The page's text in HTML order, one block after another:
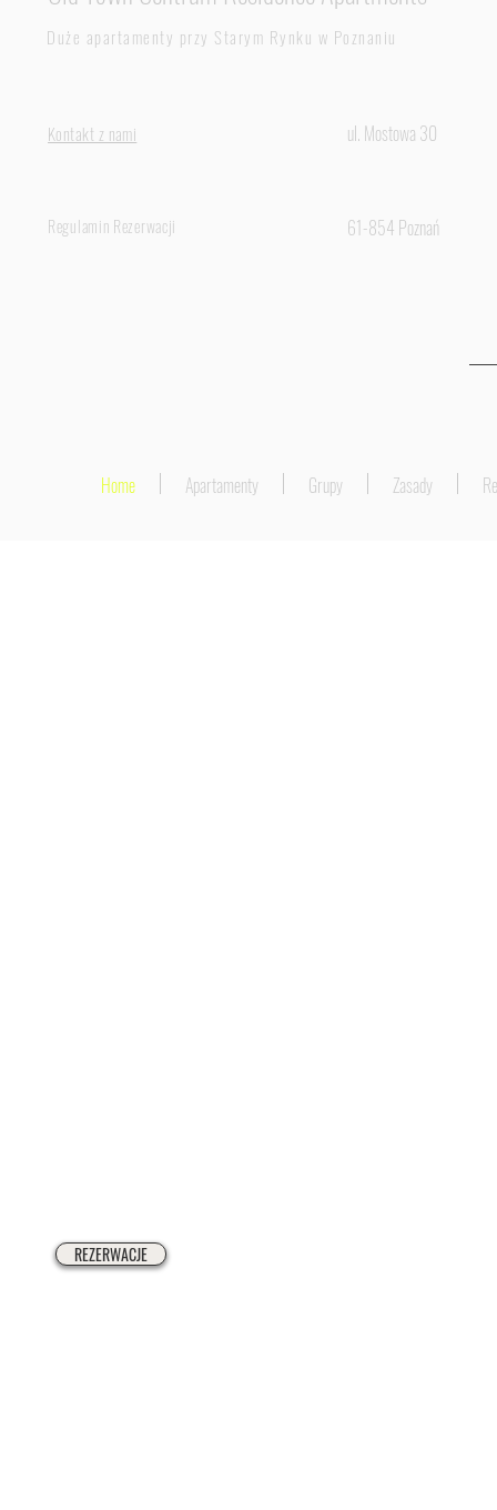
REZERWACJE
Duże apartamenty przy Starym Rynku w Poznaniu
ul. Mostowa 30
Kontakt z nami
Regulamin Rezerwacji 61-854 Poznań
Home Apartamenty Grupy Zasady